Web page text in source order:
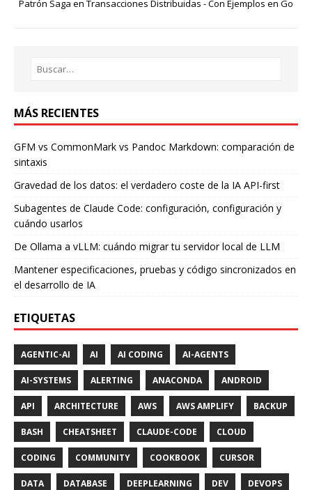
Patrón Saga en Transacciones Distribuidas - Con Ejemplos en Go
MÁS RECIENTES
GFM vs CommonMark vs Pandoc Markdown: comparación de
sintaxis
Gravedad de los datos: el verdadero coste de la IA API-first
Subagentes de Claude Code: configuración, configuración y
cuándo usarlos
De Ollama a vLLM: cuándo migrar tu servidor local de LLM
Mantener especificaciones, pruebas y código sincronizados en
el desarrollo de IA
ETIQUETAS
AGENTIC-AI AI AI CODING AI-AGENTS
AI-SYSTEMS ALERTING ANACONDA ANDROID
API ARCHITECTURE AWS AWS AMPLIFY BACKUP
BASH CHEATSHEET CLAUDE-CODE CLOUD
CODING COMMUNITY COOKBOOK CURSOR
DATA DATABASE DEEPLEARNING DEV DEVOPS